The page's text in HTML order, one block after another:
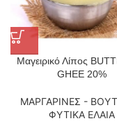
Μαγειρικό Λίπος
GHEE 20%
ΜΑΡΓΑΡΙΝΕΣ -
ΦΥΤΙΚΑ ΕΛΑΙΑ